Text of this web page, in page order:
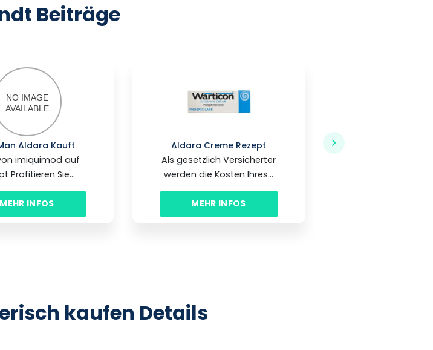
Beiträge
Aldara Kauft
imiquimod auf
Profitieren Sie...
MEHR INFOS
Aldara Creme Rezept
Als gesetzlich Versicherter
werden die Kosten Ihres...
MEHR INFOS
kaufen Details